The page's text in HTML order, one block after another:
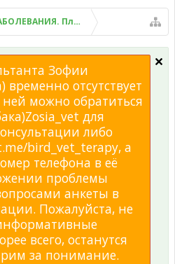
Плохой помет, рвота и
Зофии
отсутствует
можно обратиться
для
либо
bird_vet_terapy, а
телефона в её
проблемы
анкеты в
Пожалуйста, не
всего, останутся
за понимание.